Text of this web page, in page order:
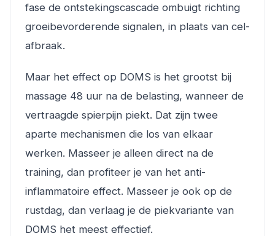
fase de ontstekingscascade ombuigt richting
groeibevorderende signalen, in plaats van cel-
afbraak.
Maar het effect op DOMS is het grootst bij
massage 48 uur na de belasting, wanneer de
vertraagde spierpijn piekt. Dat zijn twee
aparte mechanismen die los van elkaar
werken. Masseer je alleen direct na de
training, dan profiteer je van het anti-
inflammatoire effect. Masseer je ook op de
rustdag, dan verlaag je de piekvariante van
DOMS het meest effectief.